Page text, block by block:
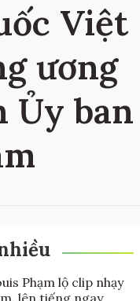
Việt
ương
Ủy ban
Phạm lộ clip nhạy
lên tiếng ngay